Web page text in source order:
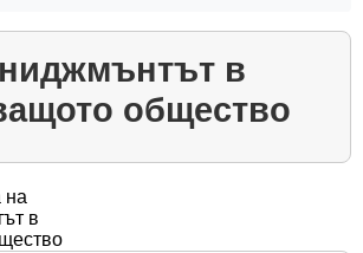
в
общество